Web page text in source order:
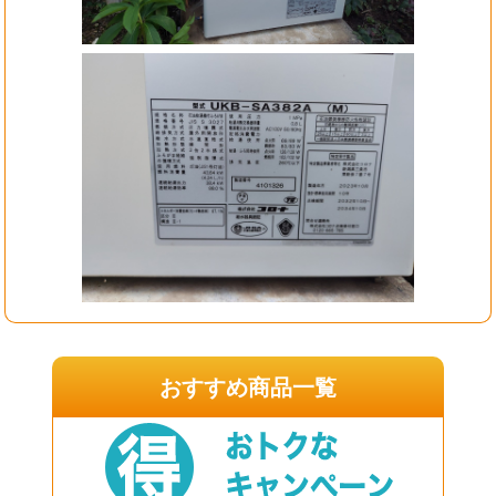
おすすめ商品一覧